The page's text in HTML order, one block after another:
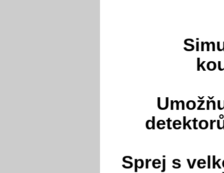
Sprej s